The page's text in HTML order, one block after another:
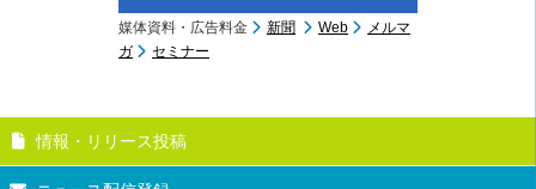
媒体資料・広告料金 新聞 Web
メルマ
ガ
セミナー
情報・リリース投稿